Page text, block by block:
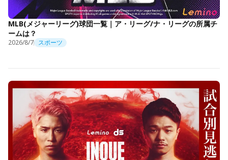
MLB(メジャーリーグ)球団一覧｜ア・リーグ/ナ・リーグの所属チ
ームは？
2026/8/7 スポーツ